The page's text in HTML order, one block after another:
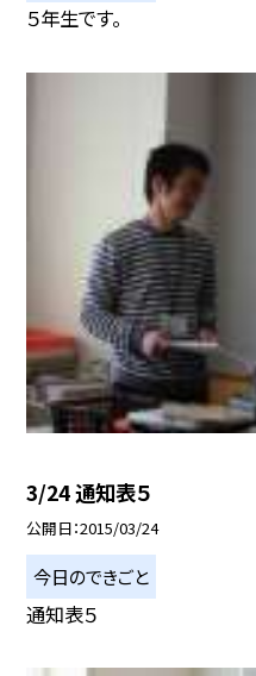
５年生です。
3/24 通知表５
公開日 2015/03/24
今日のできごと
通知表５